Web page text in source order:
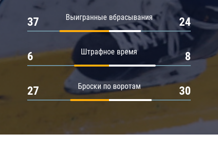
Выигранные вбрасывания
37 24
Штрафное время
6 8
Броски по воротам
27 30